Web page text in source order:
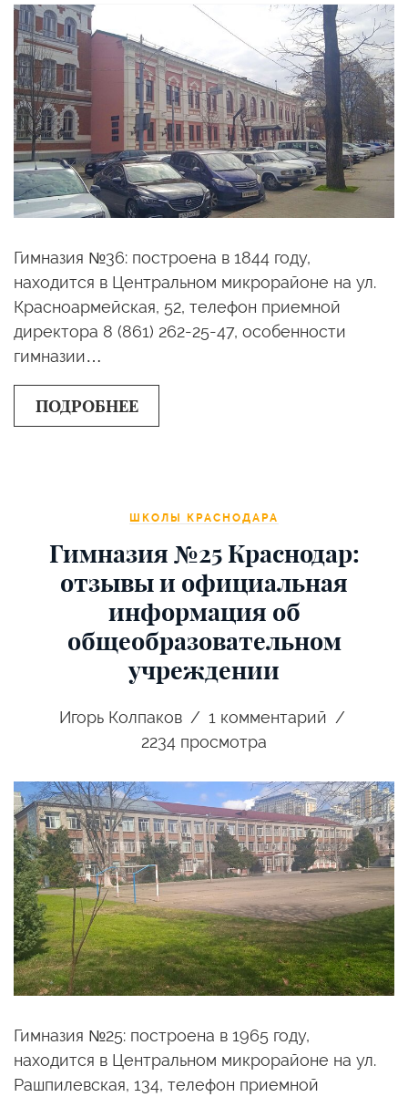
Гимназия №36: построена в 1844 году,
находится в Центральном микрорайоне на ул. ​
Красноармейская, 52, телефон приемной
директора 8 (861) 262-25-47, особенности
гимназии…
ПОДРОБНЕЕ
ШКОЛЫ КРАСНОДАРА
Гимназия №25 Краснодар:
отзывы и официальная
информация об
общеобразовательном
учреждении
Игорь Колпаков 1 комментарий
2234 просмотра
Гимназия №25: построена в 1965 году,
находится в Центральном микрорайоне на ул. ​
Рашпилевская, 134, телефон приемной